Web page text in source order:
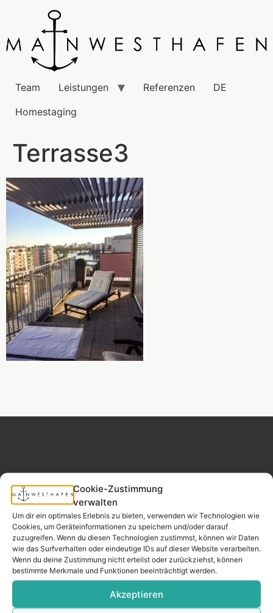
Cookie-Zustimmung
verwalten
Um dir ein optimales Erlebnis zu bieten, verwenden wir Technologien wie
Cookies, um Geräteinformationen zu speichern und/oder darauf
zuzugreifen. Wenn du diesen Technologien zustimmst, können wir Daten
wie das Surfverhalten oder eindeutige IDs auf dieser Website verarbeiten.
Wenn du deine Zustimmung nicht erteilst oder zurückziehst, können
bestimmte Merkmale und Funktionen beeinträchtigt werden.
Akzeptieren
Team Leistungen Referenzen
DE
Homestaging
Terrasse3
MAINWESTHAFEN
IMMOBILIEN
Ihr Immobilienpartner
aus der
Nachbarschaft.
– seit 2017.
Widerrufsrecht